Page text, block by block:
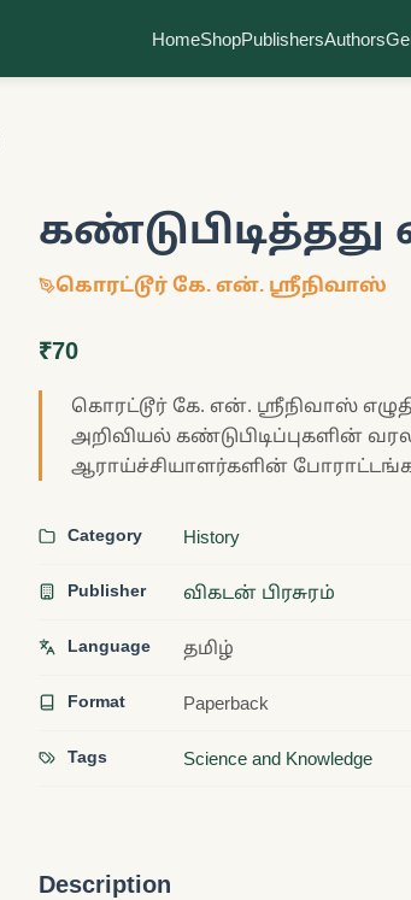
HomeShopPublishersAuthors
கண்டுபிடித்தது
கொரட்டூர் கே. என். ஸ்ரீநிவாஸ்
₹70
கொரட்டூர் கே. என். ஸ்ரீநிவாஸ்
அறிவியல் கண்டுபிடிப்புகளின்
ஆராய்ச்சியாளர்களின்
Category History
Publisher விகடன் பிரசுரம்
Language தமிழ்
Format Paperback
Tags Science and Knowledge
Description